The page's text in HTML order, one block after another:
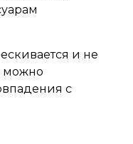
и не
можно
с